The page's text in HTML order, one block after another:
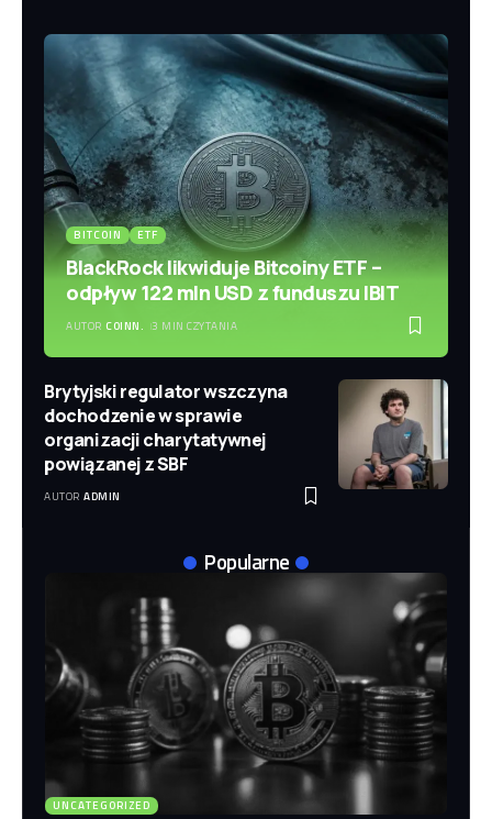
BITCOIN ETF
BlackRock likwiduje Bitcoiny ETF –
odpływ 122 mln USD z funduszu IBIT
AUTOR COINN. 3 MIN CZYTANIA
Brytyjski regulator wszczyna
dochodzenie w sprawie
organizacji charytatywnej
powiązanej z SBF
AUTOR ADMIN
Popularne
UNCATEGORIZED